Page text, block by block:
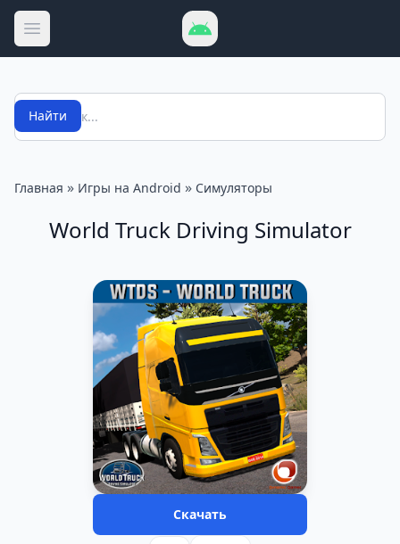
Открыть меню
Поиск
Найти
Главная » Игры на Android » Симуляторы
World Truck Driving Simulator
Скачать